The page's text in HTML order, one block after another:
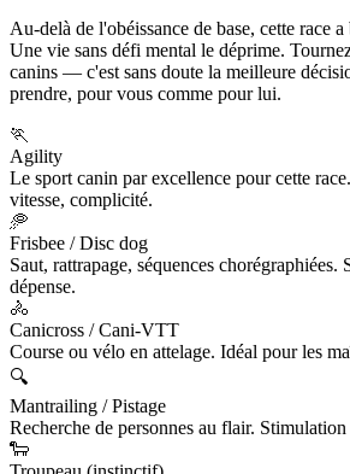
Au-delà de l'obéissance de base, cette race a
Une vie sans défi mental le déprime.
canins — c'est sans doute la meilleure
prendre, pour vous comme pour lui.
🏃
Agility
Le sport canin par excellence pour cette
vitesse, complicité.
🥏
Frisbee / Disc dog
Saut, rattrapage, séquences chorégraphiées.
dépense.
🚴
Canicross / Cani-VTT
Course ou vélo en attelage. Idéal pour les
🔍
Mantrailing / Pistage
Recherche de personnes au flair.
🐑